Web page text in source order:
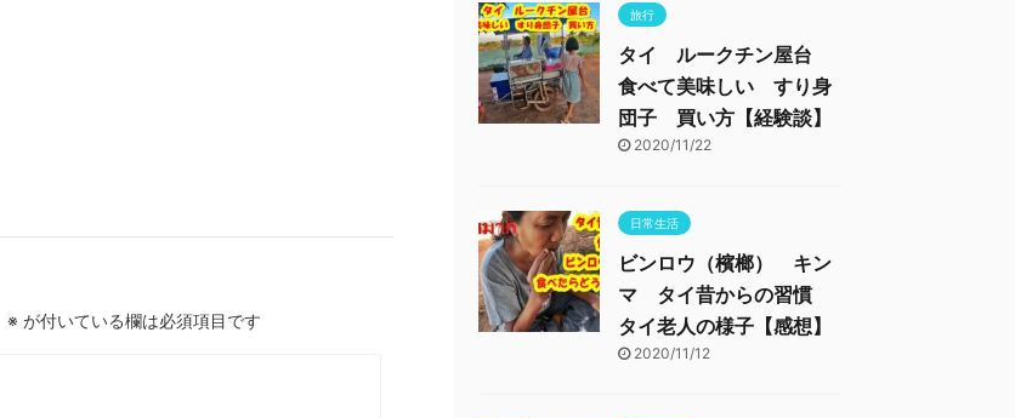
※ が付いている欄は必須項目です
旅行
タイ ルークチン屋台
食べて美味しい すり身
団子 買い方【経験談】
2020/11/22
日常生活
ビンロウ（檳榔） キン
マ タイ昔からの習慣
タイ老人の様子【感想】
2020/11/12